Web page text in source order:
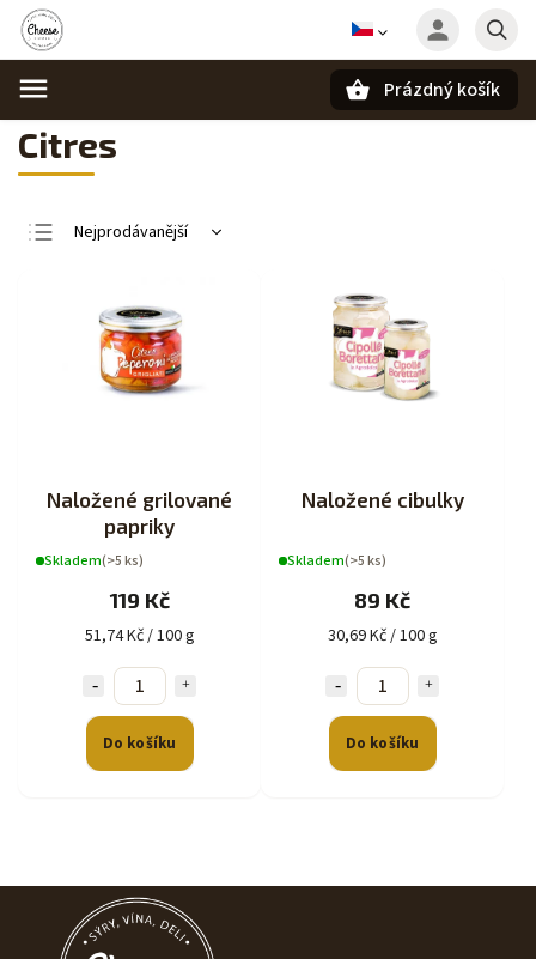
Prázdný košík
Citres
Nejprodávanější
Nejdražší
Abecedně
Naložené grilované
papriky
Skladem(>5 ks)
119 Kč
51,74 Kč / 100 g
Do košíku
Naložené cibulky
Skladem(>5 ks)
89 Kč
30,69 Kč / 100 g
Do košíku